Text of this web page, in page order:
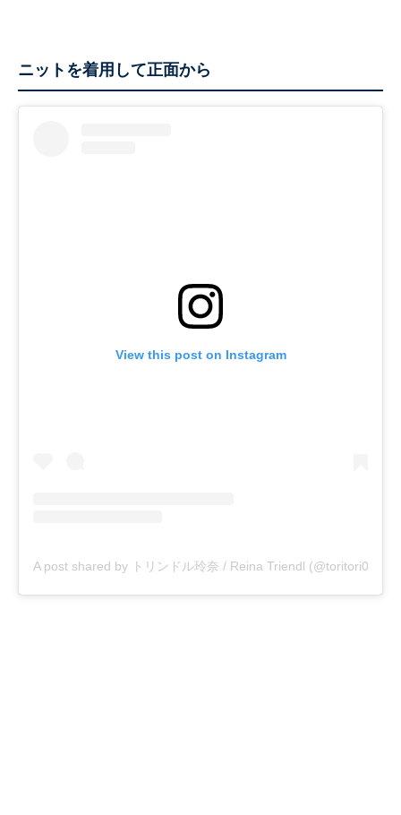
ニットを着用して正面から
View this post on Instagram
A post shared by トリンドル玲奈 / Reina Triendl (@toritori0123)